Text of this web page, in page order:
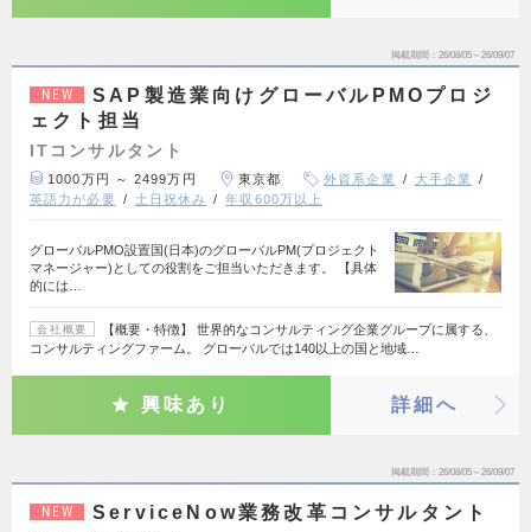
掲載期間 26/08/05～26/09/07
NEW
SAP製造業向けグローバルPMOプロジ
ェクト担当
ITコンサルタント
1000万円 ～ 2499万円 東京都 外資系企業
大手企業
英語力が必要
土日祝休み 年収600万以上
グローバルPMO設置国(日本)のグローバルPM(プロジェクト
マネージャー)としての役割をご担当いただきます。 【具体
的には…
会社概要
【概要・特徴】 世界的なコンサルティング企業グループに属する、
コンサルティングファーム。 グローバルでは140以上の国と地域…
興味あり 詳細へ
掲載期間 26/08/05～26/09/07
NEW ServiceNow業務改革コンサルタント